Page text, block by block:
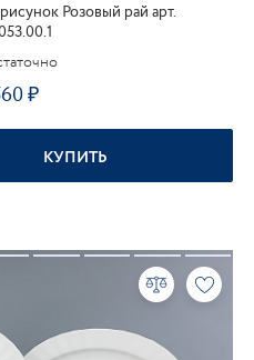
Розовый рай арт.
КУПИТЬ